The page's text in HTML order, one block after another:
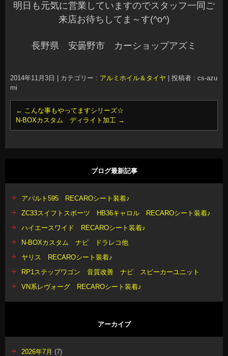
明日も元気に営業していますのでスタッフ一同ご
来店お待ちしてま～す(^o^)
長野県 安曇野市 カーショップアズミ
2014年11月3日 カテゴリー : アルミホイル＆タイヤ
投稿者 : cs-azu
mi
← こんな事もやってますシリーズ☆
N-BOXカスタム ディライト加工 →
ブログ最新記事
アバルト595 RECAROシート装着♪
ZC33スイフトスポーツ HB36キャロル RECAROシート装着♪
ハイエースワイド RECAROシート装着♪
N-BOXカスタム ナビ ドラレコ他
ヤリス RECAROシート装着♪
RP1ステップワゴン 音質改善 ナビ スピーカーユニット
VN系レヴォーグ RECAROシート装着♪
アーカイブ
2026年7月 (7)